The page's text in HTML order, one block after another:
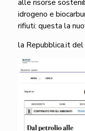
alle risorse
idrogeno e
rifiuti: questa la
la Repubblica.it